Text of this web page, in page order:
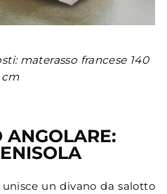
materasso francese 140
cm
ANGOLARE:
unisce un divano da salotto